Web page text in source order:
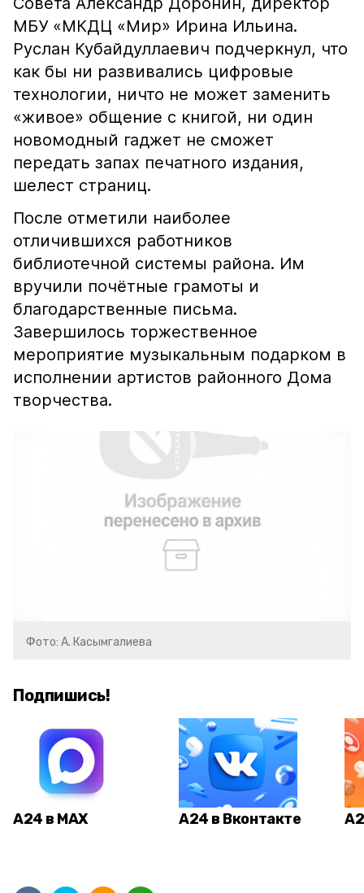
МБУ «МКДЦ «Мир» Ирина Ильина.
Руслан Кубайдуллаевич подчеркнул, что
как бы ни развивались цифровые
технологии, ничто не может заменить
«живое» общение с книгой, ни один
новомодный гаджет не сможет
передать запах печатного издания,
шелест страниц.
После отметили наиболее
отличившихся работников
библиотечной системы района. Им
вручили почётные грамоты и
благодарственные письма.
Завершилось торжественное
мероприятие музыкальным подарком в
исполнении артистов районного Дома
творчества.
Фото: А. Касымгалиева
Подпишись!
А24 в MAX А24 в Вконтакте